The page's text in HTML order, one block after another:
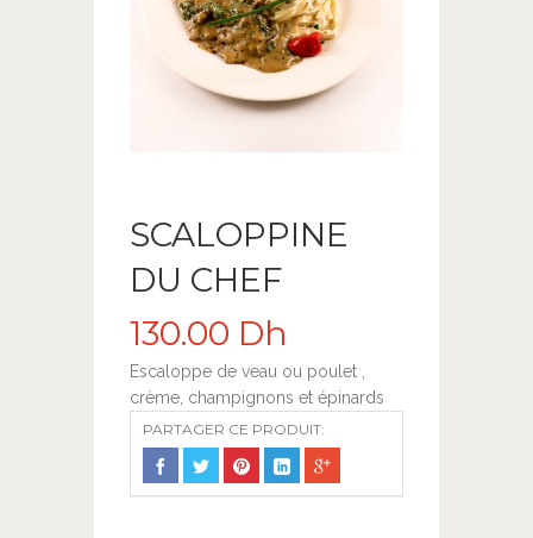
SCALOPPINE
DU CHEF
130.00 Dh
Escaloppe de veau ou poulet ,
crème, champignons et épinards
PARTAGER CE PRODUIT: